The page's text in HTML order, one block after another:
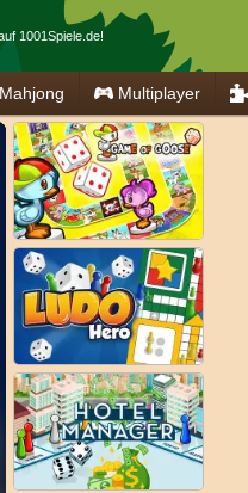
1001Spiele.de!
Mahjong Multiplayer